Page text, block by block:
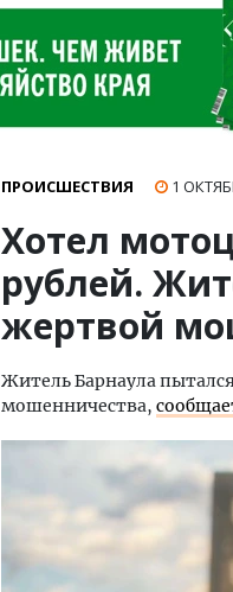
ПРОИСШЕСТВИЯ 1
Хотел
рублей.
жертвой
Житель Барнаула
мошенничества,